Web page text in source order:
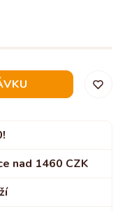
nad 1460 CZK